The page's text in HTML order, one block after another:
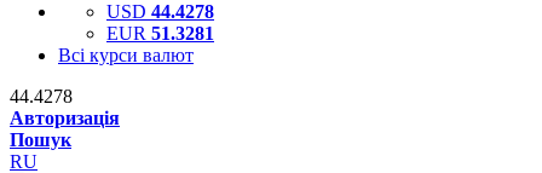
USD 44.4278
EUR 51.3281
Всі курси валют
44.4278
Авторизація
Пошук
RU